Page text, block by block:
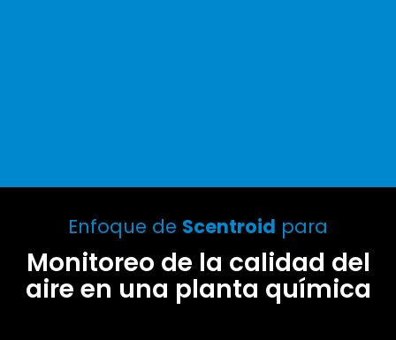
Enfoque de Scentroid para
Monitoreo de la calidad del
aire en una planta química